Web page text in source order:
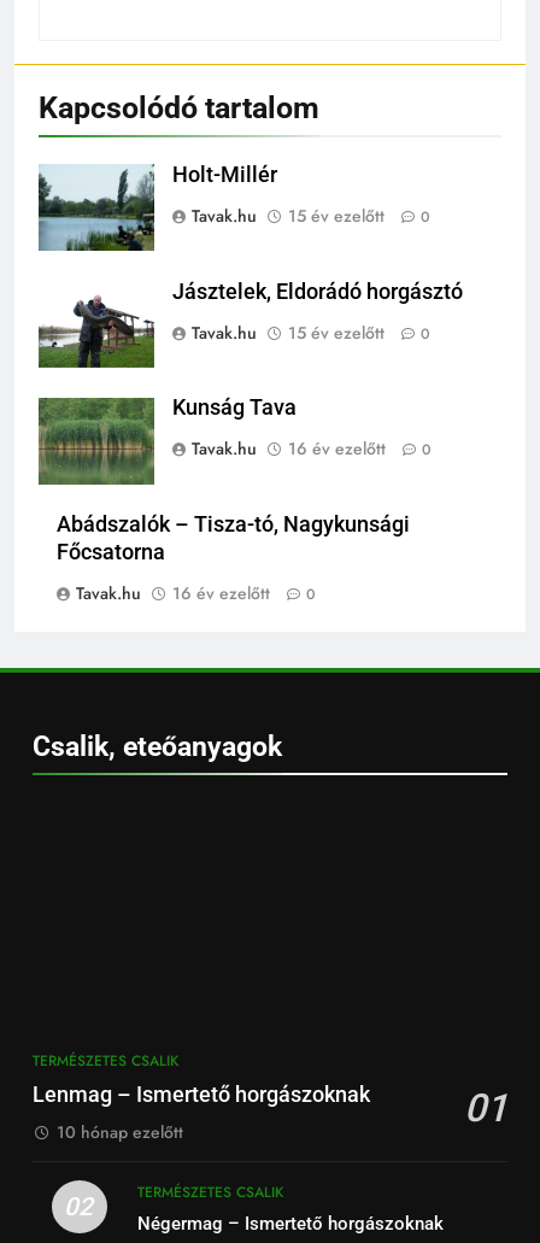
Kapcsolódó tartalom
Holt-Millér
Tavak.hu
15 év ezelőtt 0
Jásztelek, Eldorádó horgásztó
Tavak.hu
15 év ezelőtt 0
Kunság Tava
Tavak.hu
16 év ezelőtt 0
Abádszalók – Tisza-tó, Nagykunsági
Főcsatorna
Tavak.hu
16 év ezelőtt 0
Csalik, eteőanyagok
TERMÉSZETES CSALIK
Lenmag – Ismertető horgászoknak 01
10 hónap ezelőtt
02
TERMÉSZETES CSALIK
Négermag – Ismertető horgászoknak